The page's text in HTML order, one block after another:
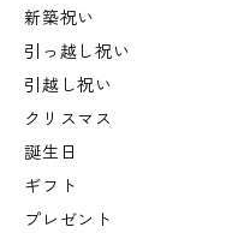
新築祝い
引っ越し祝い
引越し祝い
クリスマス
誕生日
ギフト
プレゼント